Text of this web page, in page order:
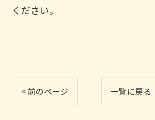
ください。
< 前のページ 一覧に戻る